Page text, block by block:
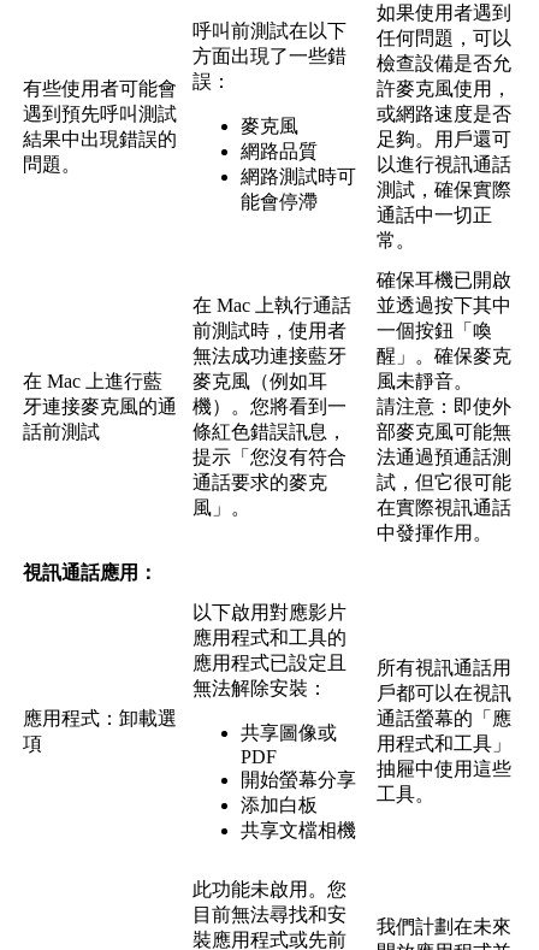
有些使用者可能會
遇到預先呼叫測試
結果中出現錯誤的
問題 。
呼叫前測試在 以下
方面出現了一些錯
誤 ：
麥克風
網路品質
網路測試時可
能會停滯
如果使用者遇到
任何問題 ，可以
檢查設備是否允
許麥克風使用 ，
或網路速度是否
足夠。 用 戶還可
以進行視訊通話
測試 ，確保實際
通話中一切正
常 。
在 Mac 上進行藍
牙連接麥克風的通
話前測試
在 Mac 上執行通話
前測試時 ，使用者
無法成功連接藍牙
麥克風 （例如耳
機） 。您將看到一
條紅色錯誤訊息 ，
提示 「您沒有符合
通話要求的麥克
風 」 。
確保耳機已開啟
並透過按下其中
一個按鈕 「喚
醒 」 。確保麥克
風未靜音。
請注意 ： 即使外
部麥克風可能無
法通過預通話測
試 ，但它很可能
在實際視訊通話
中發揮作用 。
視訊通話應用 ：
應用程式 ：卸載選
項
以下啟用對應影片
應用程式和工具的
應用程式已設定 且
無法解除安裝 ：
共享圖像或
PDF
開始螢幕分享
添加白板
共享文檔相機
所有視訊通話用
戶都可以在視訊
通話螢幕的 「 應
用程式和工具 」
抽屜中使用這些
工具。
此功能未啟用 。您
目前無法尋找和安
裝應用程式或先前
我們計劃在未來